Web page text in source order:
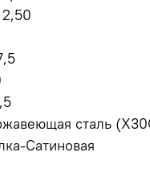
сталь
Сатиновая